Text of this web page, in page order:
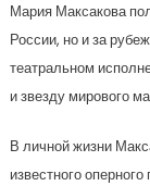
Мария Максакова
России, но и за
театральном
и звезду мирового
В личной жизни
известного